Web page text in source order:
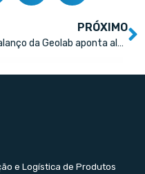
PRÓXIMO
Balanço da Geolab aponta alta de 7% no lucro bruto
e Logística de Produtos